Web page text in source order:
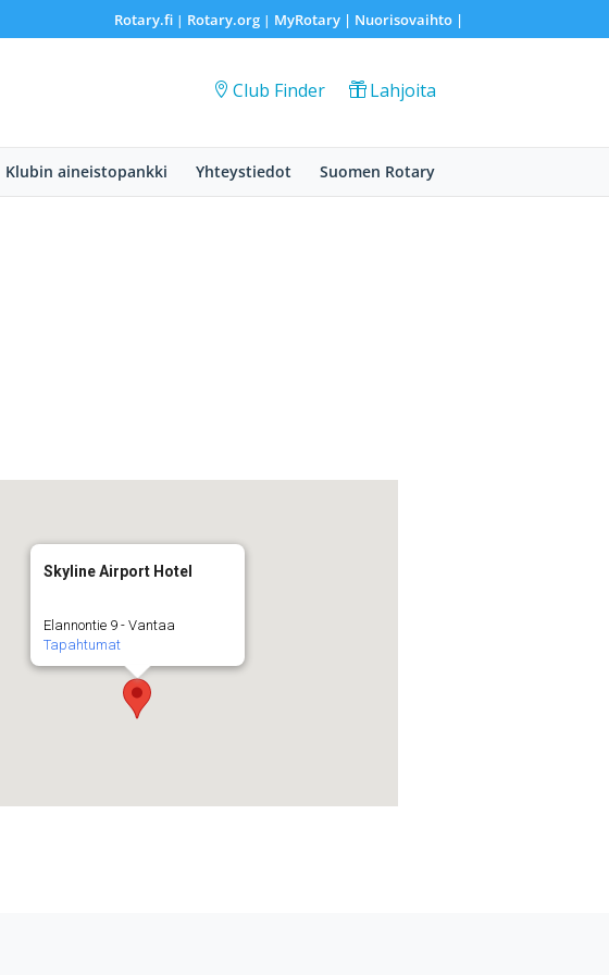
Rotary.fi| Rotary.org| MyRotary | Nuorisovaihto|
Club Finder Lahjoita
Klubin aineistopankki Yhteystiedot Suomen Rotary
Skyline Airport Hotel
Elannontie 9 - Vantaa
Tapahtumat